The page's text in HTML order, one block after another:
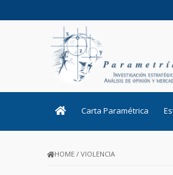
Carta Paramétrica
HOME /VIOLENCIA